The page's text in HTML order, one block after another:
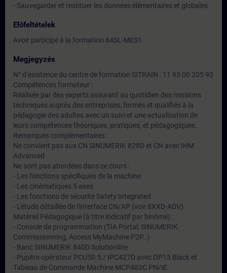
- Sauvegarder et restituer les données élémentaires et globales
Előfeltételek
Avoir participé à la formation 84SL-MES1.
Megjegyzés
N° d’existence du centre de formation SITRAIN : 11 93 00 205 93
Compétences formateur :
Réalisée par des experts assurant au quotidien des missions
techniques auprès des entreprises, formés et qualifiés à la
pédagogie des adultes avec un suivi et une actualisation de
leurs compétences théoriques, pratiques, et pédagogiques.
Remarques complémentaires :
Ne convient pas aux CN SINUMERIK 828D et CN avec IHM
Advanced
Ne sont pas abordées dans ce cours :
- Les fonctions spécifiques de la machine
- Les cinématiques 5 axes
- Les fonctions de sécurité Safety Integrated
- L'étude détaillée de l'interface CN/AP (voir 8XXD-ADV)
Matériel Pédagogique (à titre indicatif par binôme) :
- Console de programmation (TIA Portal, SINUMERIK
Commissionning, Access MyMachine P2P..)
- Banc SINUMERIK 840D Solutionline
- Pupitre opérateur PCU50.5 / IPC427D avec OP15 Black et
Tableau de Commande Machine MCP483C PN/IE